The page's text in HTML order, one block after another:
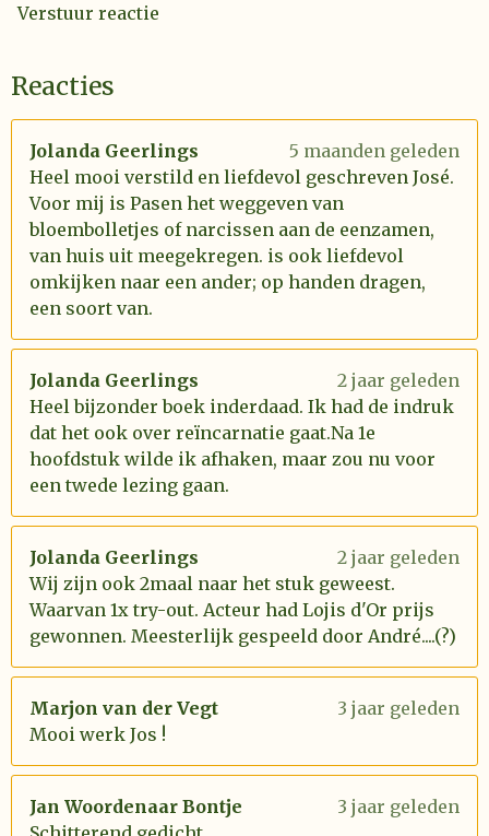
Verstuur reactie
Reacties
Jolanda Geerlings
5 maanden geleden
Heel mooi verstild en liefdevol geschreven José.
Voor mij is Pasen het weggeven van
bloembolletjes of narcissen aan de eenzamen,
van huis uit meegekregen. is ook liefdevol
omkijken naar een ander; op handen dragen,
een soort van.
Jolanda Geerlings
2 jaar geleden
Heel bijzonder boek inderdaad. Ik had de indruk
dat het ook over reïncarnatie gaat.Na 1e
hoofdstuk wilde ik afhaken, maar zou nu voor
een twede lezing gaan.
Jolanda Geerlings
2 jaar geleden
Wij zijn ook 2maal naar het stuk geweest.
Waarvan 1x try-out. Acteur had Lojis d'Or prijs
gewonnen. Meesterlijk gespeeld door André....(?)
Marjon van der Vegt
3 jaar geleden
Mooi werk Jos !
Jan Woordenaar Bontje
3 jaar geleden